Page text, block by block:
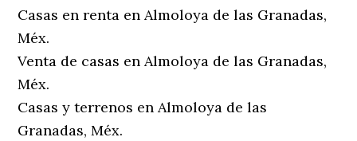
Casas en renta en Almoloya de las Granadas,
Méx.
Venta de casas en Almoloya de las Granadas,
Méx.
Casas y terrenos en Almoloya de las
Granadas, Méx.